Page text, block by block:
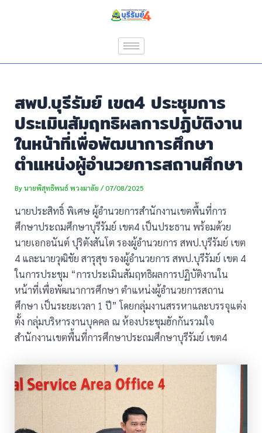
สพป.บุรีรัมย์ เขต4 ประชุมการ
ประเมินสัมฤทธิผลการปฏิบัติงาน
ในหน้าที่เพื่อพัฒนาการศึกษา
ตำแหน่งผู้อำนวยการสถานศึกษา
Byนายพิสุทธิพนธ์ พวงมาลัย/07/08/2025
นายประสิทธิ์ พิเศษ ผู้อำนวยการสำนักงานเขตพื้นที่การ
ศึกษาประถมศึกษาบุรีรัมย์ เขต4 เป็นประธาน พร้อมด้วย
นายเอกอนันต์ ปุริตังสันโต รองผู้อำนวยการ สพป.บุรีรัมย์ เขต
4 และนายวุฒิชัย สารุสุข รองผู้อำนวยการ สพป.บุรีรัมย์ เขต 4
ในการประชุม “การประเมินสัมฤทธิผลการปฏิบัติงานใน
หน้าที่เพื่อพัฒนาการศึกษา ตำแหน่งผู้อำนวยการสถาน
ศึกษา เป็นระยะเวลา 1 ปี” โดยกลุ่มงานสรรหาและบรรจุแต่ง
ตั้ง กลุ่มบริหารงานบุคคล ณ ห้องประชุมฮักกันรวมใจ
สำนักงานเขตพื้นที่การศึกษาประถมศึกษาบุรีรัมย์ เขต4